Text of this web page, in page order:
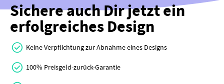
Sichere auch Dir jetzt ein
erfolgreiches Design
Keine Verpflichtung zur Abnahme eines Designs
100% Preisgeld-zurück-Garantie